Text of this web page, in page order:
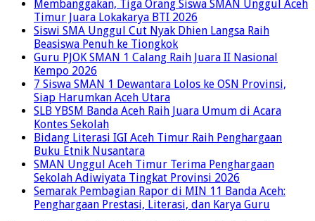
Membanggakan, Tiga Orang Siswa SMAN Unggul Aceh
Timur Juara Lokakarya BTI 2026
Siswi SMA Unggul Cut Nyak Dhien Langsa Raih
Beasiswa Penuh ke Tiongkok
Guru PJOK SMAN 1 Calang Raih Juara II Nasional
Kempo 2026
7 Siswa SMAN 1 Dewantara Lolos ke OSN Provinsi,
Siap Harumkan Aceh Utara
SLB YBSM Banda Aceh Raih Juara Umum di Acara
Kontes Sekolah
Bidang Literasi IGI Aceh Timur Raih Penghargaan
Buku Etnik Nusantara
SMAN Unggul Aceh Timur Terima Penghargaan
Sekolah Adiwiyata Tingkat Provinsi 2026
Semarak Pembagian Rapor di MIN 11 Banda Aceh:
Penghargaan Prestasi, Literasi, dan Karya Guru